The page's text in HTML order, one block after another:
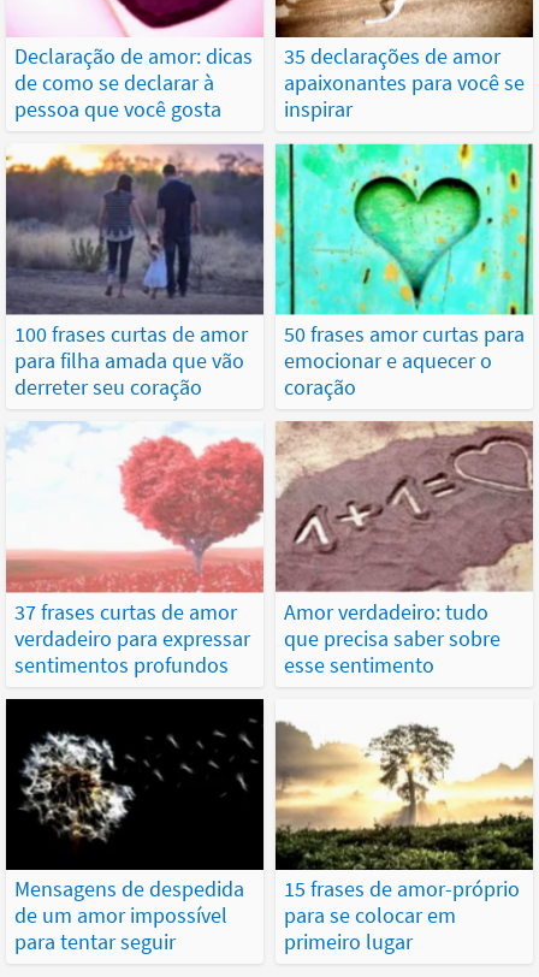
Declaração de amor: dicas
de como se declarar à
pessoa que você gosta
35 declarações de amor
apaixonantes para você se
inspirar
100 frases curtas de amor
para filha amada que vão
derreter seu coração
50 frases amor curtas para
emocionar e aquecer o
coração
37 frases curtas de amor
verdadeiro para expressar
sentimentos profundos
Amor verdadeiro: tudo
que precisa saber sobre
esse sentimento
Mensagens de despedida
de um amor impossível
para tentar seguir
15 frases de amor-próprio
para se colocar em
primeiro lugar